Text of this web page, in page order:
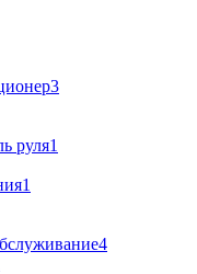
3
руля1
1
4